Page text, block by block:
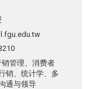
销管理、消费者
销、统计学、多
通与领导